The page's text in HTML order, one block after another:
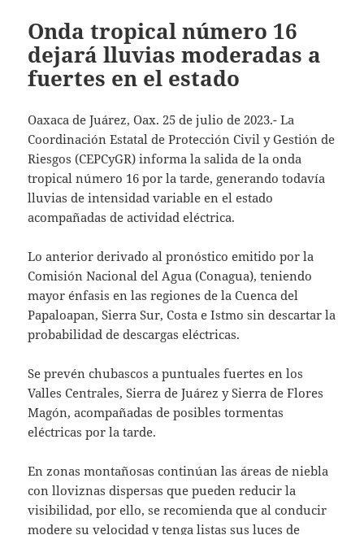
Onda tropical número 16
dejará lluvias moderadas a
fuertes en el estado
Oaxaca de Juárez, Oax. 25 de julio de 2023.- La
Coordinación Estatal de Protección Civil y Gestión de
Riesgos (CEPCyGR) informa la salida de la onda
tropical número 16 por la tarde, generando todavía
lluvias de intensidad variable en el estado
acompañadas de actividad eléctrica.
Lo anterior derivado al pronóstico emitido por la
Comisión Nacional del Agua (Conagua), teniendo
mayor énfasis en las regiones de la Cuenca del
Papaloapan, Sierra Sur, Costa e Istmo sin descartar la
probabilidad de descargas eléctricas.
Se prevén chubascos a puntuales fuertes en los
Valles Centrales, Sierra de Juárez y Sierra de Flores
Magón, acompañadas de posibles tormentas
eléctricas por la tarde.
En zonas montañosas continúan las áreas de niebla
con lloviznas dispersas que pueden reducir la
visibilidad, por ello, se recomienda que al conducir
modere su velocidad y tenga listas sus luces de